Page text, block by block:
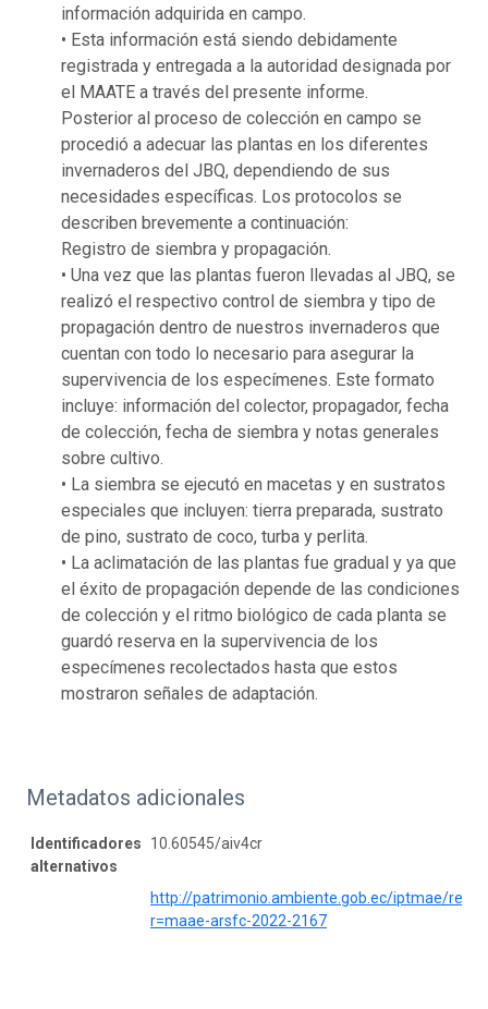
información adquirida en campo.
• Esta información está siendo debidamente
registrada y entregada a la autoridad designada por
el MAATE a través del presente informe.
Posterior al proceso de colección en campo se
procedió a adecuar las plantas en los diferentes
invernaderos del JBQ, dependiendo de sus
necesidades específicas. Los protocolos se
describen brevemente a continuación:
Registro de siembra y propagación.
• Una vez que las plantas fueron llevadas al JBQ, se
realizó el respectivo control de siembra y tipo de
propagación dentro de nuestros invernaderos que
cuentan con todo lo necesario para asegurar la
supervivencia de los especímenes. Este formato
incluye: información del colector, propagador, fecha
de colección, fecha de siembra y notas generales
sobre cultivo.
• La siembra se ejecutó en macetas y en sustratos
especiales que incluyen: tierra preparada, sustrato
de pino, sustrato de coco, turba y perlita.
• La aclimatación de las plantas fue gradual y ya que
el éxito de propagación depende de las condiciones
de colección y el ritmo biológico de cada planta se
guardó reserva en la supervivencia de los
especímenes recolectados hasta que estos
mostraron señales de adaptación.
Metadatos adicionales
Identificadores
alternativos
10.60545/aiv4cr
http://patrimonio.ambiente.gob.ec/iptmae/
r=maae-arsfc-2022-2167